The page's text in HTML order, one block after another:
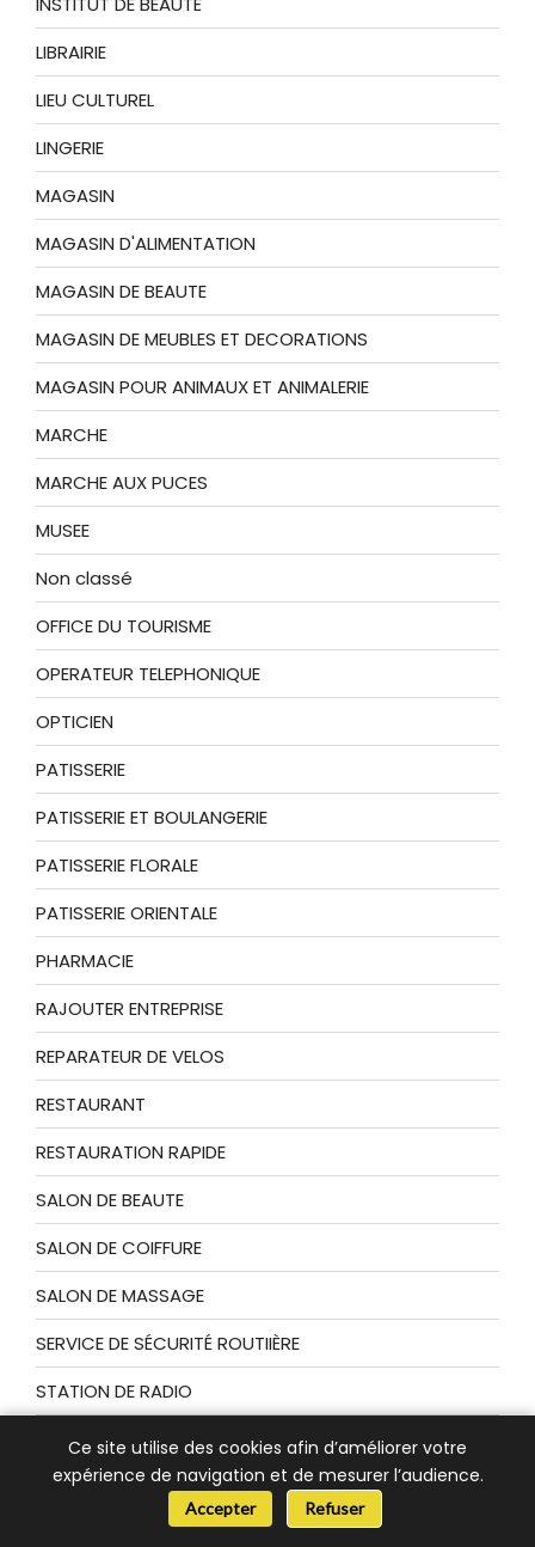
LIBRAIRIE
LIEU CULTUREL
LINGERIE
MAGASIN
MAGASIN D'ALIMENTATION
MAGASIN DE BEAUTE
MAGASIN DE MEUBLES ET DECORATIONS
MAGASIN POUR ANIMAUX ET ANIMALERIE
MARCHE
MARCHE AUX PUCES
MUSEE
Non classé
OFFICE DU TOURISME
OPERATEUR TELEPHONIQUE
OPTICIEN
PATISSERIE
PATISSERIE ET BOULANGERIE
PATISSERIE FLORALE
PATISSERIE ORIENTALE
PHARMACIE
RAJOUTER ENTREPRISE
REPARATEUR DE VELOS
RESTAURANT
RESTAURATION RAPIDE
SALON DE BEAUTE
SALON DE COIFFURE
SALON DE MASSAGE
SERVICE DE SÉCURITÉ ROUTIIÈRE
STATION DE RADIO
STATION SERVCE
STUDIO DE PRODUCTION
Ce site utilise des cookies afin d’améliorer votre
expérience de navigation et de mesurer l’audience.
Accepter Refuser📞 Besoin d’aide ?